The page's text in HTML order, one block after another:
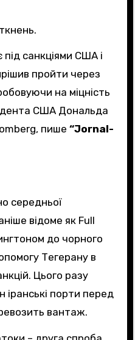
пройти через
на міцність
США Дональда
пише “Jornal-
середньої
відоме як Full
до чорного
Тегерану в
Цього разу
іранські порти перед
вантаж.